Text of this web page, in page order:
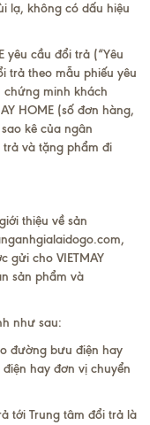
lạ, không có dấu hiệu
yêu cầu đổi trả (“Yêu
trả theo mẫu phiếu yêu
chứng minh khách
HOME (số đơn hàng,
kê của ngân
và tặng phẩm đi
thiệu về sản
gửi cho VIETMAY
sản phẩm và
như sau:
đường bưu điện hay
hay đơn vị chuyển
tới Trung tâm đổi trả là